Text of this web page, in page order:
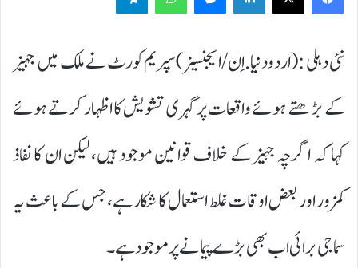
نئی دہلی :(اردودنیا.اِن/ایجنسیز)سپریم کورٹ نے ملک میں جہیز
کے بڑھتے ہوئے واقعات پر گہری تشویش کا اظہار کرتے ہوئے
کہا کہ اگرچہ جہیز کے خلاف قوانین موجود ہیں، لیکن ان کا نفاذ
کمزور اور بعض اوقات غلط استعمال کا شکار ہے، جس کے باعث یہ
سماجی برائی اب بھی بڑے پیمانے پر موجود ہے۔